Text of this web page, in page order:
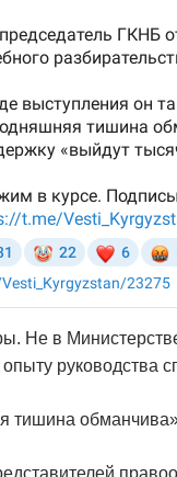
Не в Министерстве
руководства
тишина